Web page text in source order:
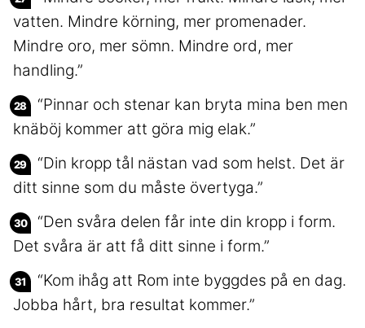
vatten. Mindre körning, mer promenader.
Mindre oro, mer sömn. Mindre ord, mer
handling.”
“Pinnar och stenar kan bryta mina ben men
knäböj kommer att göra mig elak.”
“Din kropp tål nästan vad som helst. Det är
ditt sinne som du måste övertyga.”
“Den svåra delen får inte din kropp i form.
Det svåra är att få ditt sinne i form.”
“Kom ihåg att Rom inte byggdes på en dag.
Jobba hårt, bra resultat kommer.”